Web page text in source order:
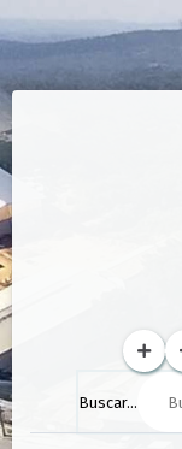
Buscar...